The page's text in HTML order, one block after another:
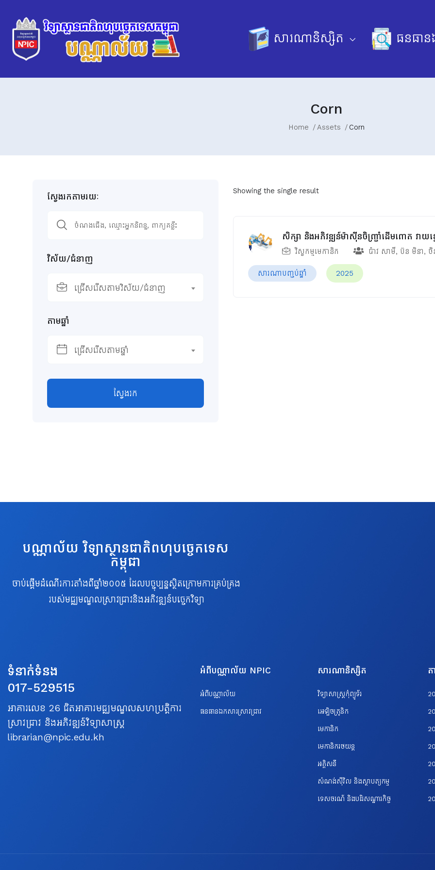
សារណានិស្សិត ធនធាន
Corn
Home Assets Corn
ស្វែងរកតាមរយៈ
វិស័យ/ជំនាញ
ជ្រើសរើសតាមវិស័យ/ជំនាញ
តាមឆ្នាំ
ជ្រើសរើសតាមឆ្នាំ
ស្វែងរក
Showing the single result
សិក្សា និងអភិវឌ្ឍន៍ម៉ាស៊ីនចិញ្រ្ចាំដើមពោត វាយខ្
វិស្វកម្មមេកានិក ប៉ាវ សាមី, ប៊ន មិនា, ចិ
សារណាបញ្ចប់ឆ្នាំ 2025
បណ្ណាល័យ វិទ្យាស្ថានជាតិពហុបច្ចេកទេស
កម្ពុជា
ចាប់ផ្តើមដំណើរការតាំងពីឆ្នាំ២០០៥ ដែលបច្ចុប្បន្នស្ថិតក្រោមការគ្រប់គ្រង
របស់មជ្ឈមណ្ឌលស្រាវជ្រាវនិងអភិវឌ្ឍន៍បច្ចេកវិទ្យា
ទំនាក់ទំនង
017-529515
អាគារលេខ 26 ជិតអាគារមជ្ឈមណ្ឌលសហប្រត្តិការ
ស្រាវជ្រាវ និងអភិវឌ្ឍន៍វិទ្យាសាស្ត្រ
librarian@npic.edu.kh
អំពីបណ្ណាល័យ NPIC
អំពីបណ្ណាល័យ
ធនធានឯកសារស្រាវជ្រាវ
សារណានិស្សិត
វិទ្យាសាស្ត្រកុំព្យូទ័រ
អេឡិចត្រូនិក
មេកានិក
មេកានិករថយន្ត
អគ្គិសនី
សំណង់ស៊ីវិល និងស្ថាបត្យកម្ម
ទេសចរណ័ និងបដិសណ្ឋារកិច្ច
ត